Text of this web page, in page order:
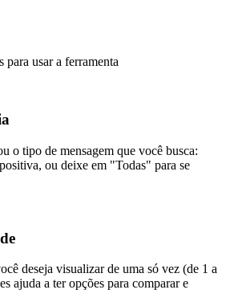
para usar a ferramenta
o tipo de mensagem que você busca:
ou deixe em "Todas" para se
deseja visualizar de uma só vez (de 1 a
ajuda a ter opções para comparar e